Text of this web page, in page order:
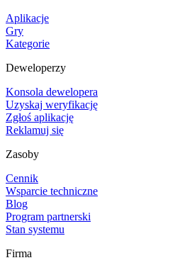
Aplikacje
Gry
Kategorie
Deweloperzy
Konsola dewelopera
Uzyskaj weryfikację
Zgłoś aplikację
Reklamuj się
Zasoby
Cennik
Wsparcie techniczne
Blog
Program partnerski
Stan systemu
Firma